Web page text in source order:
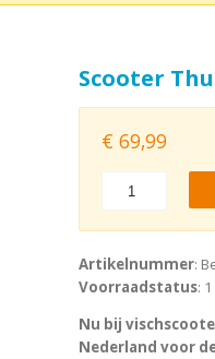
Scooter
€ 69,99
Artikelnummer:
Voorraadstatus:
Nu bij
Nederland voor